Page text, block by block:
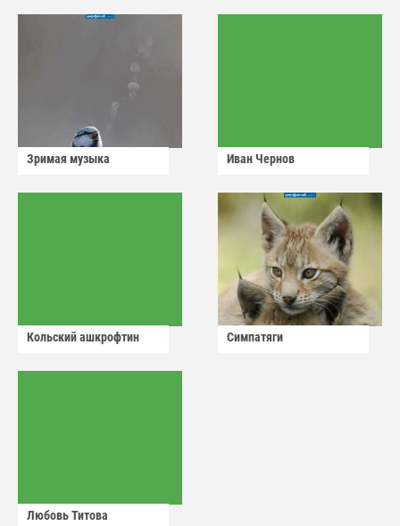
Зримая музыка Иван Чернов
Кольский ашкрофтин Симпатяги
Любовь Титова